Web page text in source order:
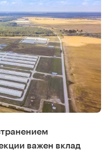
важен вклад